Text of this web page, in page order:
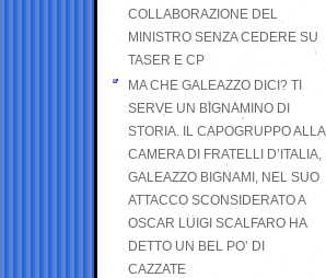
COLLABORAZIONE DEL
MINISTRO SENZA CEDERE SU
TASER E CP
MA CHE GALEAZZO DICI? TI
SERVE UN BIGNAMINO DI
STORIA. IL CAPOGRUPPO ALLA
CAMERA DI FRATELLI D’ITALIA,
GALEAZZO BIGNAMI, NEL SUO
ATTACCO SCONSIDERATO A
OSCAR LUIGI SCALFARO HA
DETTO UN BEL PO’ DI
CAZZATE